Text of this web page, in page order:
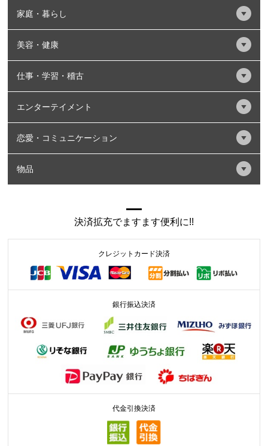
家庭・暮らし
美容・健康
仕事・学習・稽古
エンターテイメント
恋愛・コミュニケーション
物品
決済拡充でますます便利に!!
クレジットカード決済
銀行振込決済
代金引換決済